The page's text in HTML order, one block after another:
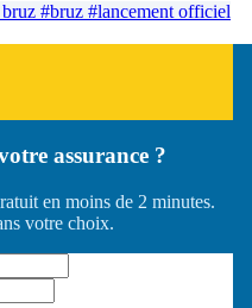
bruz #bruz #lancement officiel
assurance ?
en moins de 2 minutes.
votre choix.